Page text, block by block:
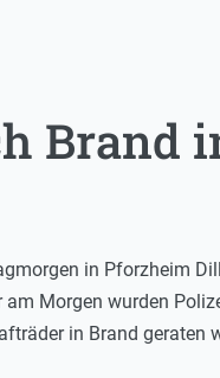
in Pforzheim
Morgen wurden
in Brand geraten